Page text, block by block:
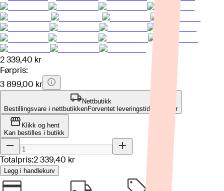
2 339,40 kr
Førpris:
3 899,00 kr
Nettbutikk
Bestillingsvare i nettbutikkenForventet leveringstid: 4-8 uker
Klikk og hent
Kan bestilles i butikk
Totalpris:2 339,40 kr
Legg i handlekurv